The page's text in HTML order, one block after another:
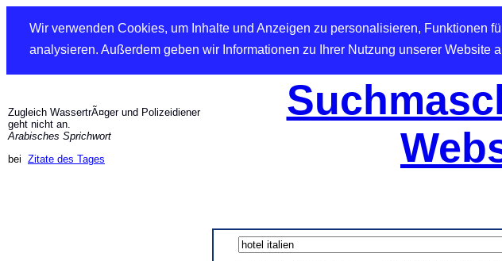
Wir verwenden Cookies, um Inhalte und Anzeigen zu personalisieren, Funktionen
analysieren. Außerdem geben wir Informationen zu Ihrer Nutzung unserer Website
Zugleich WassertrÃ¤ger und Polizeidiener
geht nicht an.
Arabisches Sprichwort
bei Zitate des Tages